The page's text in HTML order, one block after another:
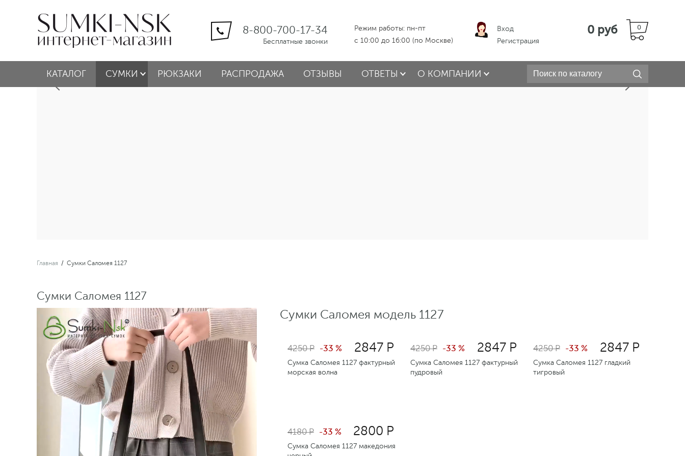
8-800-700-17-34
Бесплатные звонки
Режим работы: пн-пт
с 10:00 до 16:00 (по Москве)
Вход
Регистрация
0
0 руб
КАТАЛОГ СУМКИ РЮКЗАКИ РАСПРОДАЖА ОТЗЫВЫ ОТВЕТЫ О КОМПАНИИ
Главная / Сумки Саломея 1127
Сумки Саломея 1127
Сумки Саломея модель 1127
2847 Р
4250 Р -33 %
Сумка Саломея 1127 фактурный
морская волна
2847 Р
4250 Р -33 %
Сумка Саломея 1127 фактурный
пудровый
2847 Р
4250 Р -33 %
Сумка Саломея 1127 гладкий
тигровый
2800 Р
4180 Р -33 %
Сумка Саломея 1127 македония